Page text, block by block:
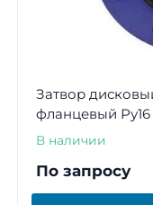
Затвор
фланцевый Ру16
В наличии
По запросу